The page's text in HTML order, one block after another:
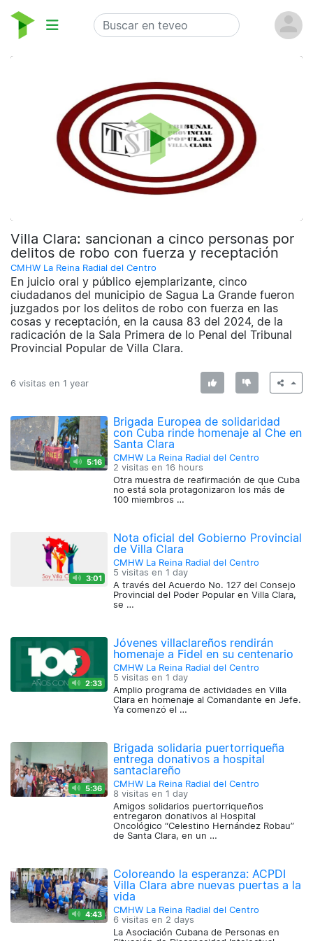
Villa Clara: sancionan a cinco personas por
delitos de robo con fuerza y receptación
CMHW La Reina Radial del Centro
En juicio oral y público ejemplarizante, cinco
ciudadanos del municipio de Sagua La Grande fueron
juzgados por los delitos de robo con fuerza en las
cosas y receptación, en la causa 83 del 2024, de la
radicación de la Sala Primera de lo Penal del Tribunal
Provincial Popular de Villa Clara.
6 visitas en 1 year
5:16
Brigada Europea de solidaridad
con Cuba rinde homenaje al Che en
Santa Clara
CMHW La Reina Radial del Centro
2 visitas en 16 hours
Otra muestra de reafirmación de que Cuba
no está sola protagonizaron los más de
100 miembros …
3:01
Nota oficial del Gobierno Provincial
de Villa Clara
CMHW La Reina Radial del Centro
5 visitas en 1 day
A través del Acuerdo No. 127 del Consejo
Provincial del Poder Popular en Villa Clara,
se …
2:33
Jóvenes villaclareños rendirán
homenaje a Fidel en su centenario
CMHW La Reina Radial del Centro
5 visitas en 1 day
Amplio programa de actividades en Villa
Clara en homenaje al Comandante en Jefe.
Ya comenzó el …
5:36
Brigada solidaria puertorriqueña
entrega donativos a hospital
santaclareño
CMHW La Reina Radial del Centro
8 visitas en 1 day
Amigos solidarios puertorriqueños
entregaron donativos al Hospital
Oncológico “Celestino Hernández Robau”
de Santa Clara, en un …
4:43
Coloreando la esperanza: ACPDI
Villa Clara abre nuevas puertas a la
vida
CMHW La Reina Radial del Centro
6 visitas en 2 days
La Asociación Cubana de Personas en